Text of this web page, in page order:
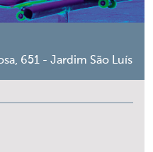
651 - Jardim São Luís